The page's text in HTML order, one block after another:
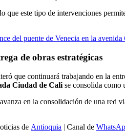
que este tipo de intervenciones
del puente de Venecia en la avenida
de obras estratégicas
que continuará trabajando en la
Ciudad de Cali se consolida como
en la consolidación de una red
de Antioquia | Canal de